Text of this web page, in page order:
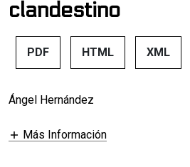
clandestino
PDF HTML XML
Ángel Hernández
Más Información